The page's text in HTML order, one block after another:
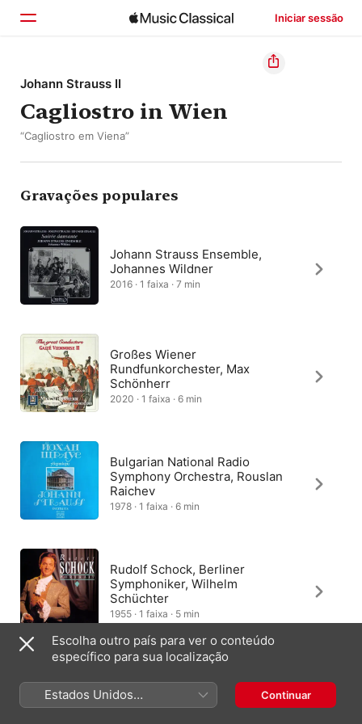
Iniciar sessão
Início
Explorar
Johann Strauss II
Cagliostro in Wien
“Cagliostro em Viena”
Gravações populares
Johann Strauss Ensemble,
Johannes Wildner
2016 · 1 faixa · 7 min
Großes Wiener
Rundfunkorchester, Max
Schönherr
2020 · 1 faixa · 6 min
Bulgarian National Radio
Symphony Orchestra, Rouslan
Raichev
1978 · 1 faixa · 6 min
Rudolf Schock, Berliner
Symphoniker, Wilhelm
Schüchter
1955 · 1 faixa · 5 min
Mitglieder des Orchesters der
Staatsoper, Berlin
Escolha outro país para ver o conteúdo
específico para sua localização
Estados Unidos
(Português Brasil)
Continuar